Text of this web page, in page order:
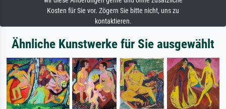
Kosten für Sie vor. Zögern Sie bitte nicht, uns zu
kontaktieren.
Ähnliche Kunstwerke für Sie ausgewählt